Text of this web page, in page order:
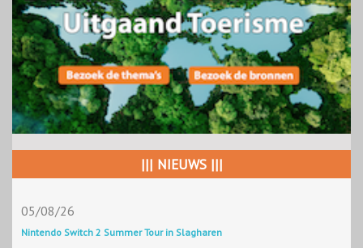
||| NIEUWS |||
05/08/26
Nintendo Switch 2 Summer Tour in Slagharen